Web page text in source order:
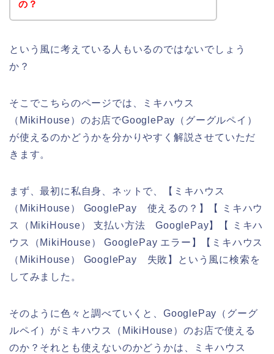
の？
という風に考えている人もいるのではないでしょう
か？
そこでこちらのページでは、ミキハウス
（MikiHouse）のお店でGooglePay（グーグルペイ）
が使えるのかどうかを分かりやすく解説させていただ
きます。
まず、最初に私自身、ネットで、【ミキハウス
（MikiHouse） GooglePay 使えるの？】【 ミキハウ
ス（MikiHouse） 支払い方法 GooglePay】【 ミキハ
ウス（MikiHouse） GooglePay エラー】【ミキハウス
（MikiHouse） GooglePay 失敗】という風に検索を
してみました。
そのように色々と調べていくと、GooglePay（グーグ
ルペイ）がミキハウス（MikiHouse）のお店で使える
のか？それとも使えないのかどうかは、ミキハウス